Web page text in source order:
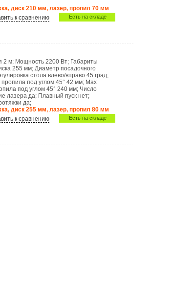
диск 210 мм, лазер, пропил 70 мм
Есть на складе
к сравнению
2 м; Мощность 2200 Вт; Габариты
255 мм; Диаметр посадочного
стола влево/вправо 45 град;
пропила под углом 45° 42 мм; Max
под углом 45° 240 мм; Число
лазера да; Плавный пуск нет;
да;
диск 255 мм, лазер, пропил 80 мм
Есть на складе
к сравнению